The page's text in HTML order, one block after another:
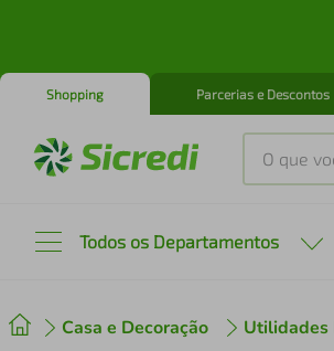
Shopping Parcerias e Descontos
O que
Todos os Departamentos
Casa e Decoração Utilidades
º cafeteira